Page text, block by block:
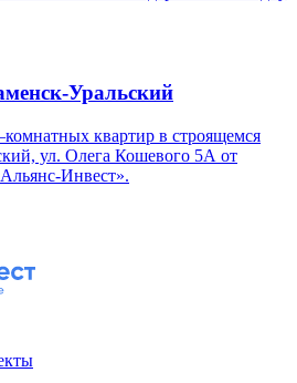
Уральский
квартир в строящемся
ул. Олега Кошевого 5А от
Инвест».